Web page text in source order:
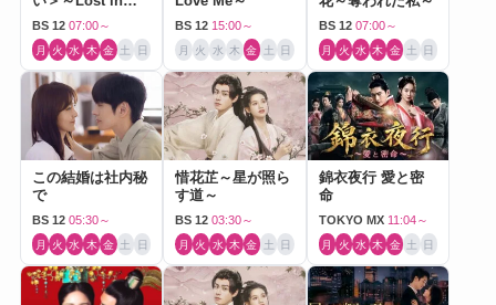
Love～
BS 12 07:00～
月 火 水 木 金 土 日
BS 12 15:00～
月 火 水 木 金 土 日
BS 12 07:00～
月 火 水 木 金 土 日
この結婚は社内秘
で
BS 12 05:30～
月 火 水 木 金 土 日
惜花芷～星が照ら
す道～
BS 12 03:30～
月 火 水 木 金 土 日
錦衣夜行 愛と密
命
TOKYO MX 11:04～
月 火 水 木 金 土 日